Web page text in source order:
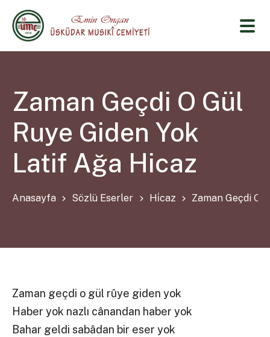
Zaman Geçdi O Gül
Ruye Giden Yok
Latif Ağa Hicaz
Anasayfa Sözlü Eserler Hi̇caz Zaman Geçdi O
Zaman geçdi o gül rûye giden yok
Haber yok nazlı cânandan haber yok
Bahar geldi sabâdan bir eser yok